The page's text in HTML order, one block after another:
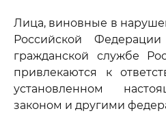
Лица, виновные в
Российской
гражданской службе
привлекаются к
установленном
законом и другими